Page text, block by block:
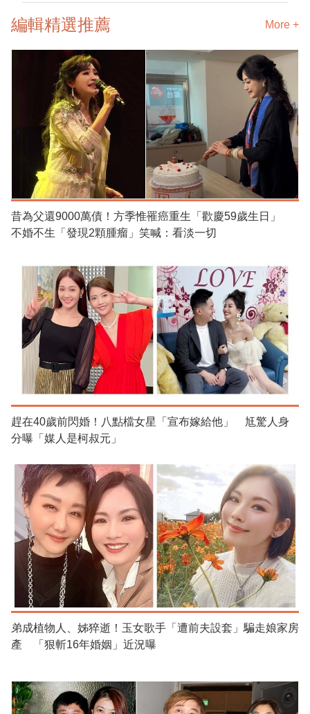
編輯精選推薦 More +
昔為父還9000萬債！方季惟罹癌重生「歡慶59歲生日」
不婚不生「發現2顆腫瘤」笑喊：看淡一切
趕在40歲前閃婚！八點檔女星「宣布嫁給他」 尪驚人身
分曝「媒人是柯叔元」
弟成植物人、姊猝逝！玉女歌手「遭前夫設套」騙走娘家房
產 「狠斬16年婚姻」近況曝